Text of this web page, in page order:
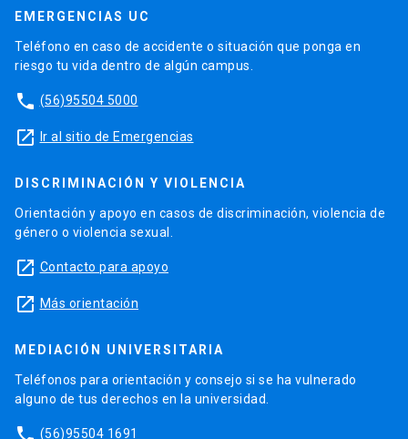
EMERGENCIAS UC
Teléfono en caso de accidente o situación que ponga en
riesgo tu vida dentro de algún campus.
phone (56)95504 5000
launch Ir al sitio de Emergencias
DISCRIMINACIÓN Y VIOLENCIA
Orientación y apoyo en casos de discriminación, violencia de
género o violencia sexual.
launch Contacto para apoyo
launch Más orientación
MEDIACIÓN UNIVERSITARIA
Teléfonos para orientación y consejo si se ha vulnerado
alguno de tus derechos en la universidad.
(56)95504 1691